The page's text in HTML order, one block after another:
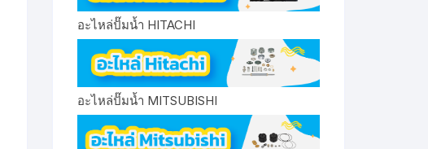
อะไหล่ปั๊มน้ำ HITACHI
อะไหล่ปั๊มน้ำ MITSUBISHI